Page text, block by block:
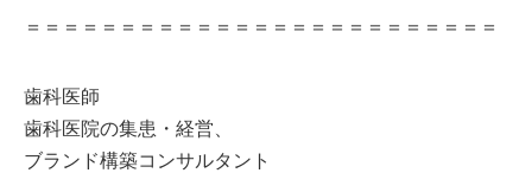
＝＝＝＝＝＝＝＝＝＝＝＝＝＝＝＝＝＝＝＝＝＝＝＝＝
歯科医師
歯科医院の集患・経営、
ブランド構築コンサルタント